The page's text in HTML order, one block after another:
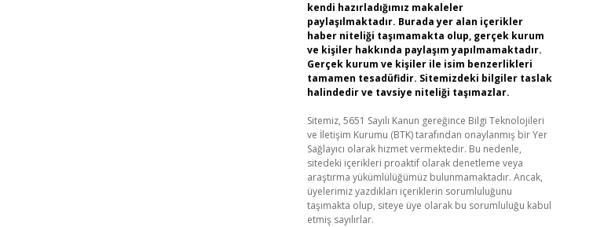
kendi hazırladığımız makaleler
paylaşılmaktadır. Burada yer alan içerikler
haber niteliği taşımamakta olup, gerçek kurum
ve kişiler hakkında paylaşım yapılmamaktadır.
Gerçek kurum ve kişiler ile isim benzerlikleri
tamamen tesadüfidir. Sitemizdeki bilgiler taslak
halindedir ve tavsiye niteliği taşımazlar.
Sitemiz, 5651 Sayılı Kanun gereğince Bilgi Teknolojileri
ve İletişim Kurumu (BTK) tarafından onaylanmış bir Yer
Sağlayıcı olarak hizmet vermektedir. Bu nedenle,
sitedeki içerikleri proaktif olarak denetleme veya
araştırma yükümlülüğümüz bulunmamaktadır. Ancak,
üyelerimiz yazdıkları içeriklerin sorumluluğunu
taşımakta olup, siteye üye olarak bu sorumluluğu kabul
etmiş sayılırlar.